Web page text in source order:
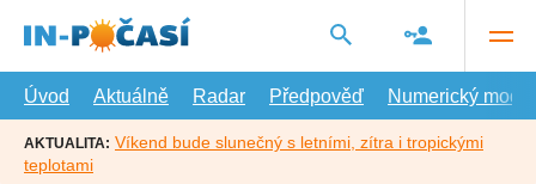
hlavní
Úvod
Aktuálně Radar Předpověď Numerický model
AKTUALITA: Víkend bude slunečný s letními, zítra i tropickými
teplotami